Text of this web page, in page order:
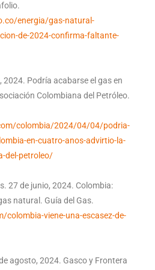
energia/gas-natural-
de-2024-confirma-faltante-
2024. Podría acabarse el gas en
Colombiana del Petróleo.
colombia/2024/04/04/podria-
en-cuatro-anos-advirtio-la-
del-petroleo/
27 de junio, 2024. Colombia:
natural. Guía del Gas.
colombia-viene-una-escasez-de-
agosto, 2024. Gasco y Frontera